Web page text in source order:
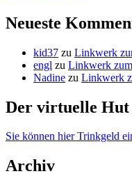
Neueste
kid37 zu Linkwerk
engl zu Linkwerk
Nadine zu Linkwerk
Der virtuelle Hut
Sie können hier Trinkgeld
Archiv